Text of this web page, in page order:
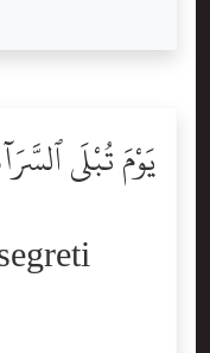
يَوْمَ تُبْلَى